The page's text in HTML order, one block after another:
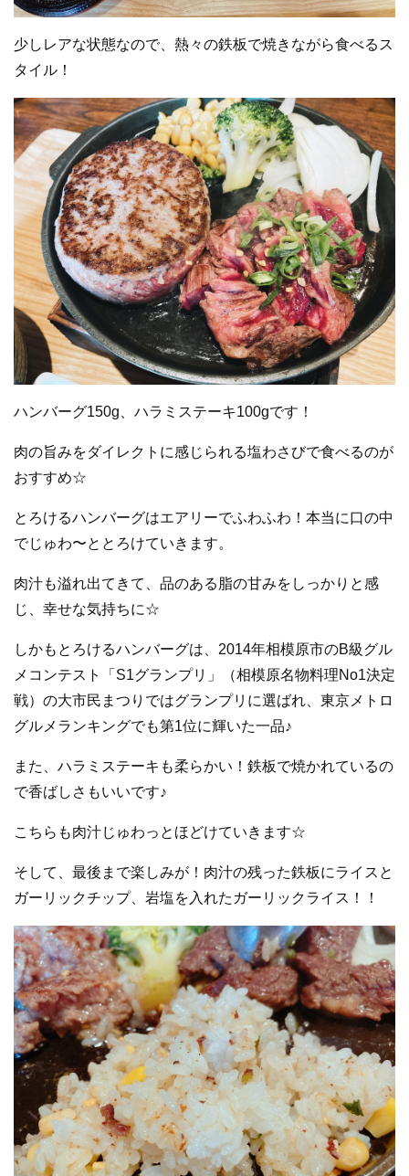
少しレアな状態なので、熱々の鉄板で焼きながら食べるス
タイル！
ハンバーグ150g、ハラミステーキ100gです！
肉の旨みをダイレクトに感じられる塩わさびで食べるのが
おすすめ☆
とろけるハンバーグはエアリーでふわふわ！本当に口の中
でじゅわ〜ととろけていきます。
肉汁も溢れ出てきて、品のある脂の甘みをしっかりと感
じ、幸せな気持ちに☆
しかもとろけるハンバーグは、2014年相模原市のB級グル
メコンテスト「S1グランプリ」（相模原名物料理No1決定
戦）の大市民まつりではグランプリに選ばれ、 東京メトロ
グルメランキングでも第1位に輝いた一品♪
また、ハラミステーキも柔らかい！鉄板で焼かれているの
で香ばしさもいいです♪
こちらも肉汁じゅわっとほどけていきます☆
そして、最後まで楽しみが！肉汁の残った鉄板にライスと
ガーリックチップ、岩塩を入れたガーリックライス！！